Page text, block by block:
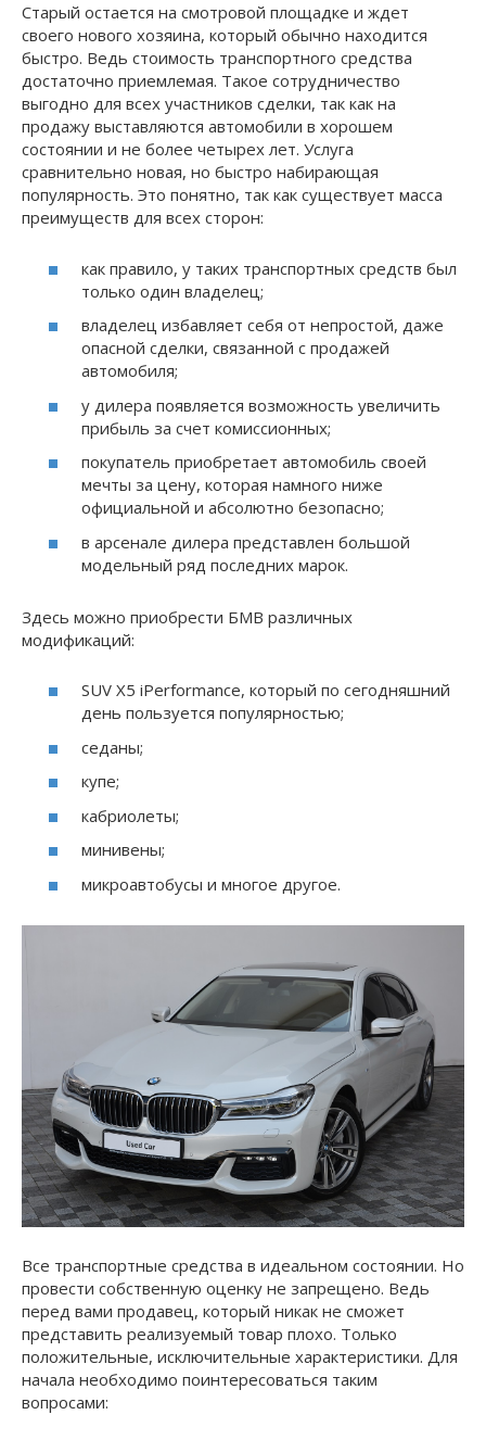
Старый остается на смотровой площадке и ждет
своего нового хозяина, который обычно находится
быстро. Ведь стоимость транспортного средства
достаточно приемлемая. Такое сотрудничество
выгодно для всех участников сделки, так как на
продажу выставляются автомобили в хорошем
состоянии и не более четырех лет. Услуга
сравнительно новая, но быстро набирающая
популярность. Это понятно, так как существует масса
преимуществ для всех сторон:
как правило, у таких транспортных средств был
только один владелец;
владелец избавляет себя от непростой, даже
опасной сделки, связанной с продажей
автомобиля;
у дилера появляется возможность увеличить
прибыль за счет комиссионных;
покупатель приобретает автомобиль своей
мечты за цену, которая намного ниже
официальной и абсолютно безопасно;
в арсенале дилера представлен большой
модельный ряд последних марок.
Здесь можно приобрести БМВ различных
модификаций:
SUV X5 iPerformance, который по сегодняшний
день пользуется популярностью;
седаны;
купе;
кабриолеты;
минивены;
микроавтобусы и многое другое.
Все транспортные средства в идеальном состоянии. Но
провести собственную оценку не запрещено. Ведь
перед вами продавец, который никак не сможет
представить реализуемый товар плохо. Только
положительные, исключительные характеристики. Для
начала необходимо поинтересоваться таким
вопросами: